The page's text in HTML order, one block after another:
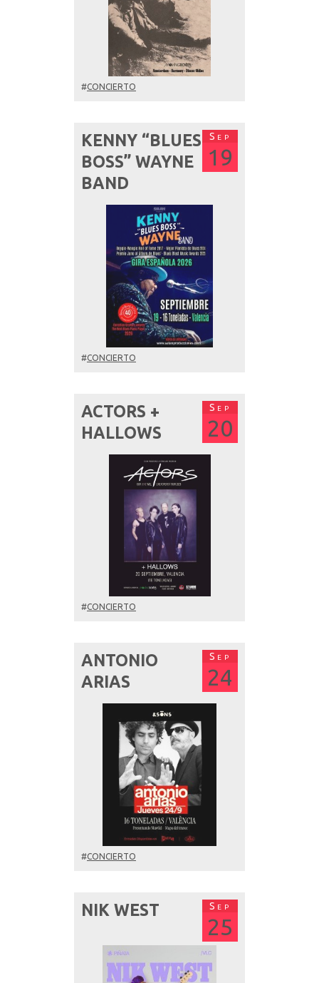
#CONCIERTO
Sep
19
KENNY “BLUES
BOSS” WAYNE
BAND
#CONCIERTO
Sep
20
ACTORS +
HALLOWS
#CONCIERTO
Sep
24
ANTONIO
ARIAS
#CONCIERTO
Sep
25
NIK WEST